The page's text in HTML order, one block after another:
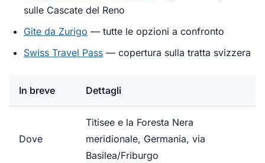
sulle Cascate del Reno
Gite da Zurigo — tutte le opzioni a confronto
Swiss Travel Pass — copertura sulla tratta svizzera
In breve Dettagli
Dove
Titisee e la Foresta Nera
meridionale, Germania, via
Basilea/Friburgo